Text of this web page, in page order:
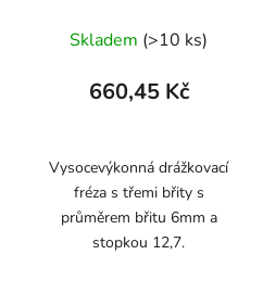
Skladem (>10 ks)
660,45 Kč
Vysocevýkonná drážkovací
fréza s třemi břity s
průměrem břitu 6mm a
stopkou 12,7.